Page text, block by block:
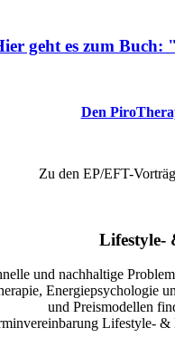
geht es zum Buch:
Den
Zu den EP/EFT-
Lifestyle-
und nachhaltige
Energiepsychologie
und Preismodellen
Lifestyle- &